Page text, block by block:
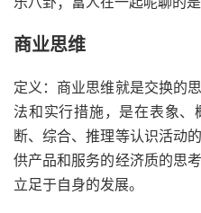
商业思维
定义：商业思维就是交换的
法和实行措施，是在表象、
断、综合、推理等认识活动
供产品和服务的经济质的思
立足于自身的发展。